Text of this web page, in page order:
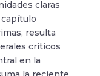
claras
resulta
críticos
en la